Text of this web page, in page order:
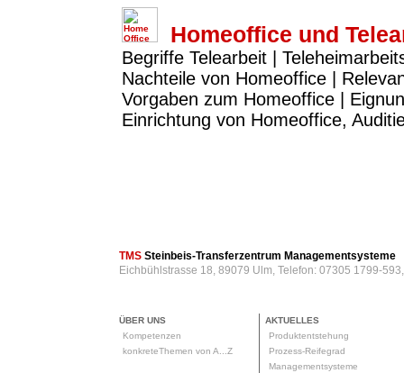
Homeoffice und
Begriffe Telearbeit |
Nachteile von Homeoffice |
Vorgaben zum Homeoffice |
Einrichtung von Homeoffice,
TMS Steinbeis-Transferzentrum Managementsysteme
Eichbühlstrasse 18, 89079 Ulm, Telefon: 07305 1799-
ÜBER UNS
Kompetenzen
konkreteThemen von A...Z
AKTUELLES
Produktentstehung
Prozess-Reifegrad
Managementsysteme